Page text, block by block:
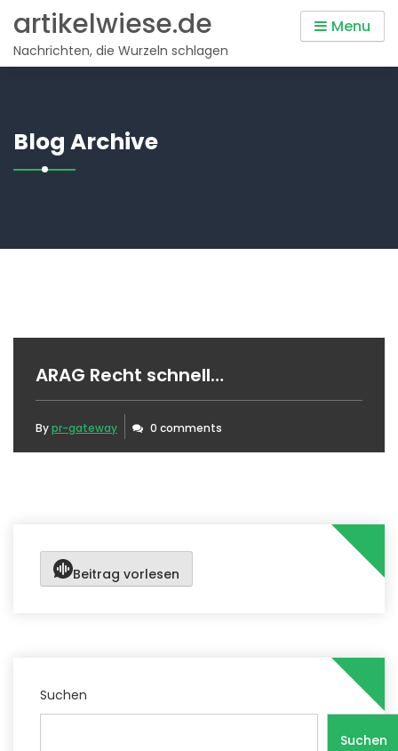
content
artikelwiese.de
Nachrichten, die Wurzeln schlagen
Menu
Blog Archive
ARAG Recht schnell…
Bypr-gateway 0 comments
Beitrag vorlesen
Suchen
Suchen